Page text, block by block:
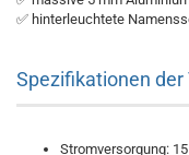
✅ hinterleuchtete
Spezifikationen der
Stromversorgung: